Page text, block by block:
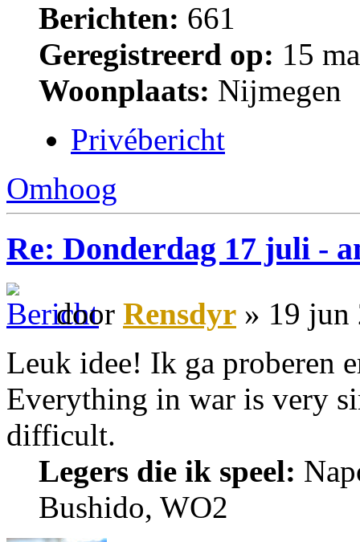
Berichten: 661
Geregistreerd op: 15
Woonplaats: Nijmegen
Privébericht
Omhoog
Re: Donderdag 17 juli -
door Rensdyr » 19 jun
Leuk idee! Ik ga proberen
Everything in war is very
difficult.
Legers die ik speel:
Bushido, WO2